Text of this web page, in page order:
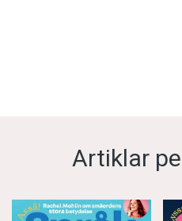
Artiklar